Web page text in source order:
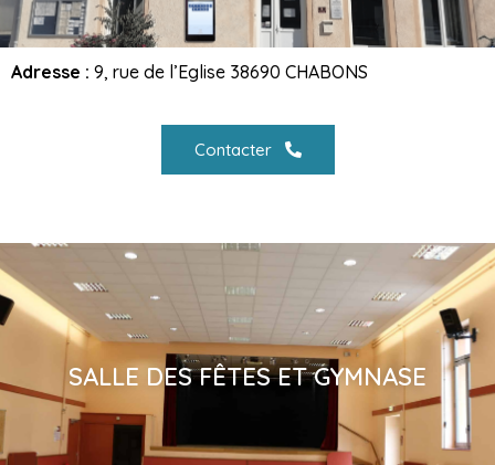
Adresse : 9, rue de l’Eglise 38690 CHABONS
Contacter
SALLE DES FÊTES ET GYMNASE